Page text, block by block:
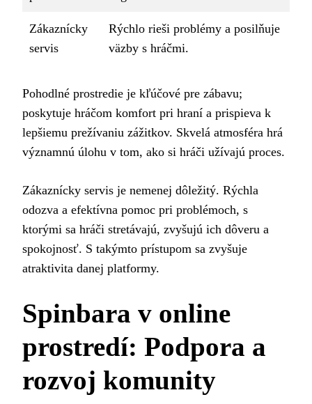
Zákaznícky
servis
Rýchlo rieši problémy a posilňuje
väzby s hráčmi.
Pohodlné prostredie je kľúčové pre zábavu;
poskytuje hráčom komfort pri hraní a prispieva k
lepšiemu prežívaniu zážitkov. Skvelá atmosféra hrá
významnú úlohu v tom, ako si hráči užívajú proces.
Zákaznícky servis je nemenej dôležitý. Rýchla
odozva a efektívna pomoc pri problémoch, s
ktorými sa hráči stretávajú, zvyšujú ich dôveru a
spokojnosť. S takýmto prístupom sa zvyšuje
atraktivita danej platformy.
Spinbara v online
prostredí: Podpora a
rozvoj komunity